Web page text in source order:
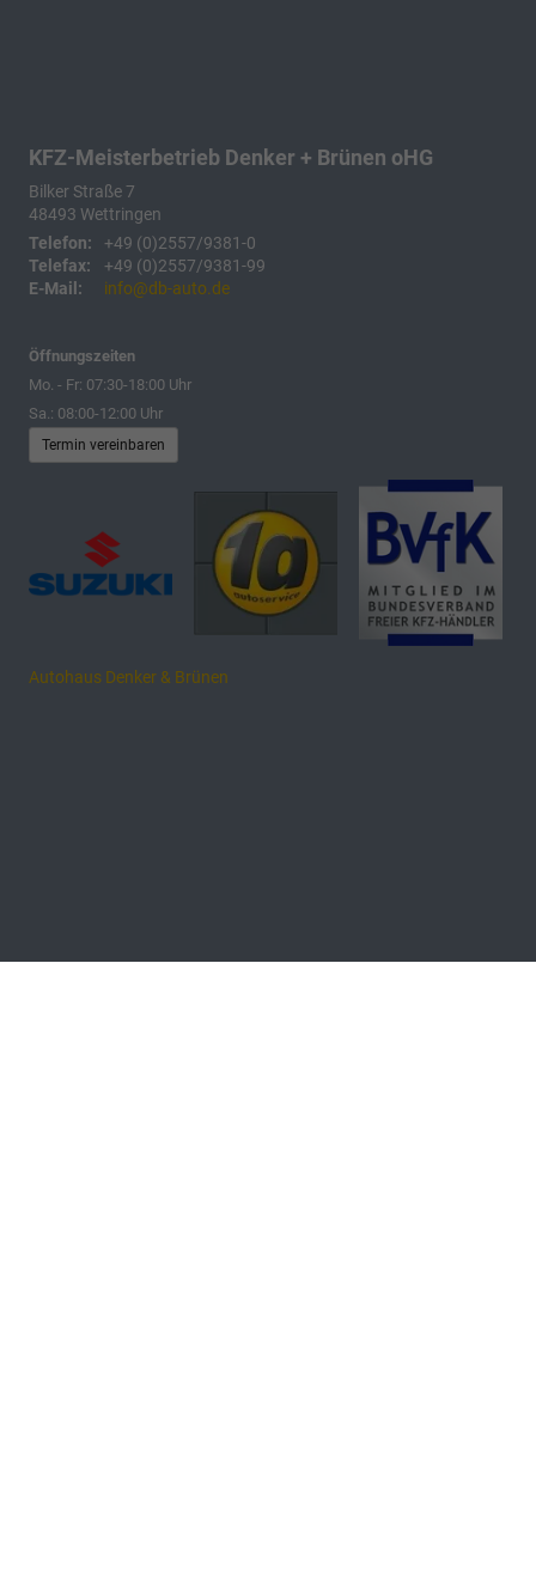
KFZ-Meisterbetrieb Denker + Brünen oHG
Bilker Straße 7
48493 Wettringen
Telefon:
+49 (0)2557/9381-0
Telefax:
+49 (0)2557/9381-99
E-Mail:
info@db-auto.de
Öffnungszeiten
Mo. - Fr: 07:30-18:00 Uhr
Sa.: 08:00-12:00 Uhr
Termin vereinbaren
Autohaus Denker & Brünen